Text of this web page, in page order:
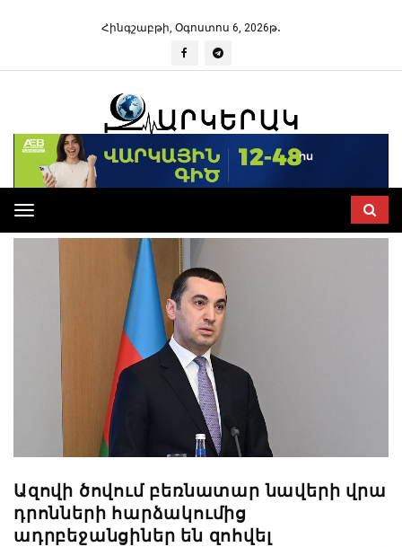
Հինգշաբթի, Օգոստոս 6, 2026թ․
Toggle
navigation
Ազովի ծովում բեռնատար նավերի վրա
դրոնների հարձակումից
ադրբեջանցիներ են զոհվել